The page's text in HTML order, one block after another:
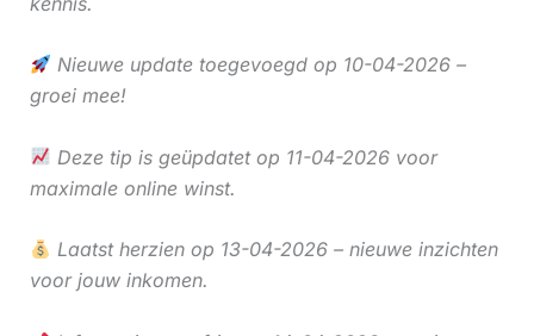
Nieuwe update toegevoegd op 10-04-2026 –
groei mee!
Deze tip is geüpdatet op 11-04-2026 voor
maximale online winst.
Laatst herzien op 13-04-2026 – nieuwe inzichten
voor jouw inkomen.